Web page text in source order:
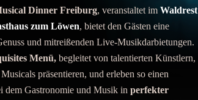
Dinner Freiburg, veranstaltet im Waldrest
zum Löwen, bietet den Gästen eine
und mitreißenden Live-Musikdarbietungen.
Menü, begleitet von talentierten Künstlern,
präsentieren, und erleben so einen
dem Gastronomie und Musik in perfekter